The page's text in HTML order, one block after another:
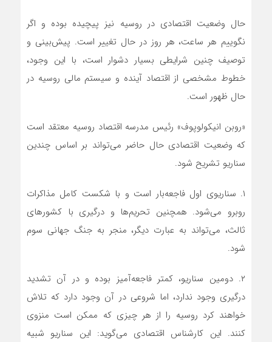
حال وضعیت اقتصادی در روسیه نیز پیچیده بوده و اگر
نگوییم هر ساعت، هر روز در حال تغییر است. پیش‌بینی و
توصیف چنین شرایطی بسیار دشوار است، با این وجود،
خطوط مشخصی از اقتصاد آینده و سیستم مالی روسیه در
حال ظهور است.
«روبن انیکولوپوف» رئیس مدرسه اقتصاد روسیه معتقد است
که وضعیت اقتصادی حال حاضر می‌تواند بر اساس چندین
سناریو تشریح شود.
۱. سناریوی اول فاجعه‌بار است و با شکست کامل مذاکرات
روبرو می‌شود. همچنین تحریم‌ها و درگیری با کشورهای
ثالث، می‌تواند به عبارت دیگر، منجر به جنگ جهانی سوم
شود.
۲. دومین سناریو، کمتر فاجعه‌آمیز بوده و در آن تشدید
درگیری وجود ندارد، اما شروعی در آن وجود دارد که تلاش
خواهند کرد روسیه را از هر چیزی که ممکن است منزوی
کنند. این کارشناس اقتصادی می‌گوید: این سناریو شبیه